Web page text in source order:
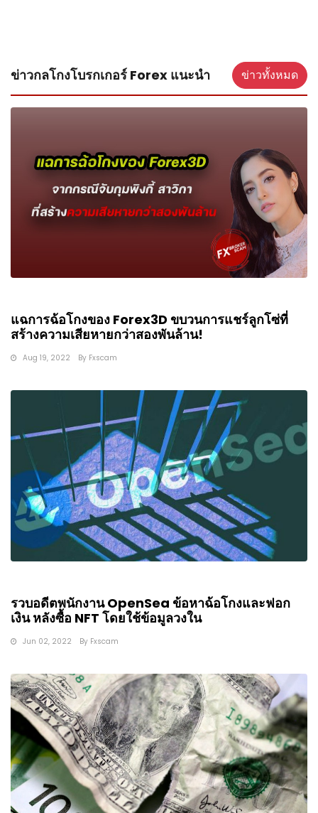
ข่าวกลโกงโบรกเกอร์ Forex แนะนำ ข่าวทั้งหมด
แฉการฉ้อโกงของ Forex3D ขบวนการแชร์ลูกโซ่ที่
สร้างความเสียหายกว่าสองพันล้าน!
Aug 19, 2022 By Fxscam
รวบอดีตพนักงาน OpenSea ข้อหาฉ้อโกงและฟอก
เงิน หลังซื้อ NFT โดยใช้ข้อมูลวงใน
Jun 02, 2022 By Fxscam